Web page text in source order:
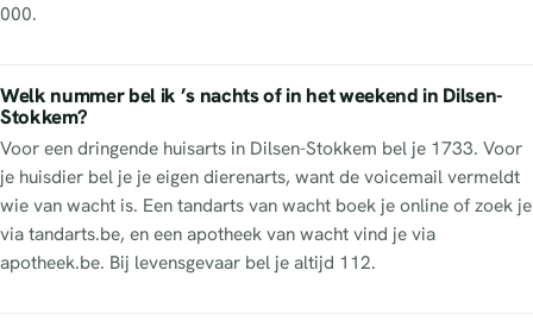
000.
Welk nummer bel ik ’s nachts of in het weekend in Dilsen-
Stokkem?
Voor een dringende huisarts in Dilsen-Stokkem bel je 1733. Voor
je huisdier bel je je eigen dierenarts, want de voicemail vermeldt
wie van wacht is. Een tandarts van wacht boek je online of zoek je
via tandarts.be, en een apotheek van wacht vind je via
apotheek.be. Bij levensgevaar bel je altijd 112.